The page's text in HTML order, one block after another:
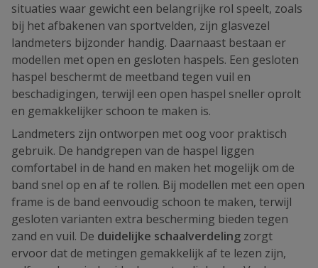
situaties waar gewicht een belangrijke rol speelt, zoals
bij het afbakenen van sportvelden, zijn glasvezel
landmeters bijzonder handig. Daarnaast bestaan er
modellen met open en gesloten haspels. Een gesloten
haspel beschermt de meetband tegen vuil en
beschadigingen, terwijl een open haspel sneller oprolt
en gemakkelijker schoon te maken is.
Landmeters zijn ontworpen met oog voor praktisch
gebruik. De handgrepen van de haspel liggen
comfortabel in de hand en maken het mogelijk om de
band snel op en af te rollen. Bij modellen met een open
frame is de band eenvoudig schoon te maken, terwijl
gesloten varianten extra bescherming bieden tegen
zand en vuil. De duidelijke schaalverdeling zorgt
ervoor dat de metingen gemakkelijk af te lezen zijn,